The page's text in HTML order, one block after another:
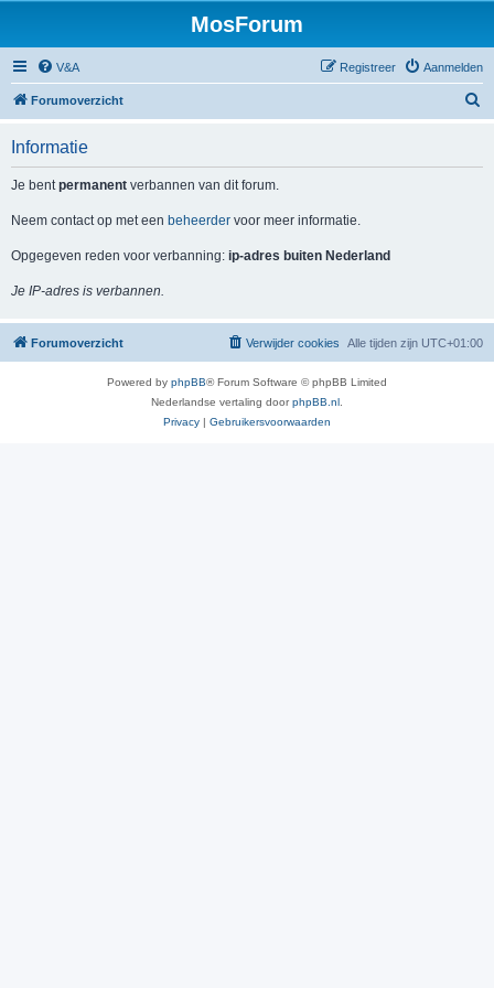
MosForum
V&A Aanmelden
Registreer
Forumoverzicht
Informatie
Je bentpermanent verbannen van dit forum.
Neem contact op met een beheerder voor meer informatie.
Opgegeven reden voor verbanning: ip-adres buiten Nederland
Je IP-adres is verbannen.
Forumoverzicht Alle tijden zijn UTC+01:00
Verwijder cookies
Powered by phpBB® Forum Software © phpBB Limited
Nederlandse vertaling doorphpBB.nl
Privacy | Gebruikersvoorwaarden